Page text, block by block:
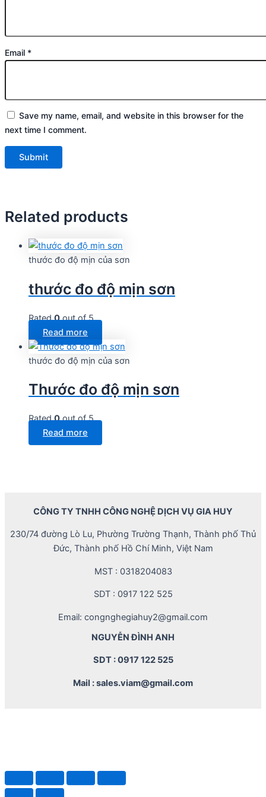
Email *
Save my name, email, and website in this browser for the
next time I comment.
Related products
thước đo độ mịn của sơn
thước đo độ mịn sơn
Rated0out of 5
Read more
thước đo độ mịn của sơn
Thước đo độ mịn sơn
Rated0out of 5
Read more
CÔNG TY TNHH CÔNG NGHỆ DỊCH VỤ GIA HUY
230/74 đường Lò Lu, Phường Trường Thạnh, Thành phố Thủ
Đức, Thành phố Hồ Chí Minh, Việt Nam
MST : 0318204083
SDT : 0917 122 525
Email: congnghegiahuy2@gmail.com
NGUYỄN ĐÌNH ANH
SDT : 0917 122 525
Mail : sales.viam@gmail.com